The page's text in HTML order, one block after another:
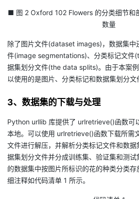
■ 图 2 Oxford 102 Flowers 的分类细节和
数量
除了图片文件(dataset images)，数据集中
件(image segmentations)、分类标记文件
据集划分文件(the data splits)。由于本案
以使用的是图片、分类标记和数据集划分文
3、数据集的下载与处理
Python urllib 库提供了 urlretrieve()函数可
本地。可以使用 urlretrieve()函数下载所需
文件进行解压，并解析分类标记文件和数
据集划分文件并分成训练集、验证集和测
的数据集中按图片所标识的花的种类分类
细注释如代码清单 1 所示。